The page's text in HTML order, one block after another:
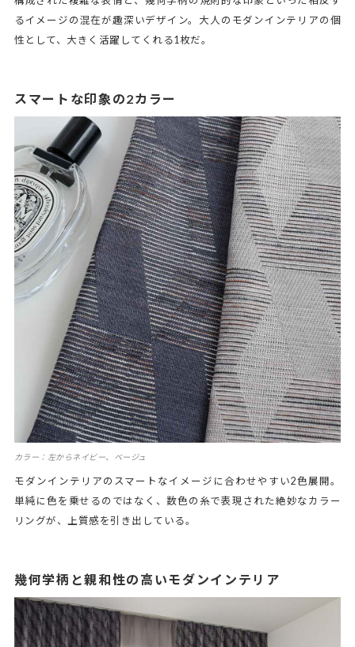
るイメージの混在が趣深いデザイン。大人のモダンインテリアの個
性として、大きく活躍してくれる1枚だ。
スマートな印象の2カラー
カラー：左からネイビー、ベージュ
モダンインテリアのスマートなイメージに合わせやすい2色展開。
単純に色を乗せるのではなく、数色の糸で表現された絶妙なカラー
リングが、上質感を引き出している。
幾何学柄と親和性の高いモダンインテリア